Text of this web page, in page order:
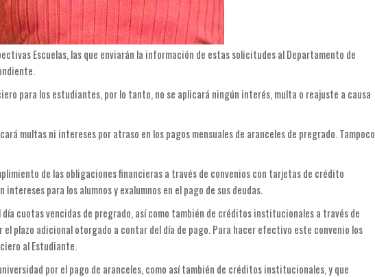
Escuelas, las que enviarán la información de estas solicitudes al Departamento de
para los estudiantes, por lo tanto, no se aplicará ningún interés, multa o reajuste a causa
multas ni intereses por atraso en los pagos mensuales de aranceles de pregrado. Tampoco
de las obligaciones financieras a través de convenios con tarjetas de crédito
para los alumnos y exalumnos en el pago de sus deudas.
cuotas vencidas de pregrado, así como también de créditos institucionales a través de
plazo adicional otorgado a contar del día de pago. Para hacer efectivo este convenio los
al Estudiante.
por el pago de aranceles, como así también de créditos institucionales, y que